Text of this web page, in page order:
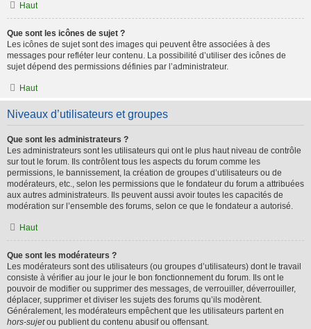
Haut
Que sont les icônes de sujet ?
Les icônes de sujet sont des images qui peuvent être associées à des
messages pour refléter leur contenu. La possibilité d’utiliser des icônes de
sujet dépend des permissions définies par l’administrateur.
Haut
Niveaux d’utilisateurs et groupes
Que sont les administrateurs ?
Les administrateurs sont les utilisateurs qui ont le plus haut niveau de contrôle
sur tout le forum. Ils contrôlent tous les aspects du forum comme les
permissions, le bannissement, la création de groupes d’utilisateurs ou de
modérateurs, etc., selon les permissions que le fondateur du forum a attribuées
aux autres administrateurs. Ils peuvent aussi avoir toutes les capacités de
modération sur l’ensemble des forums, selon ce que le fondateur a autorisé.
Haut
Que sont les modérateurs ?
Les modérateurs sont des utilisateurs (ou groupes d’utilisateurs) dont le travail
consiste à vérifier au jour le jour le bon fonctionnement du forum. Ils ont le
pouvoir de modifier ou supprimer des messages, de verrouiller, déverrouiller,
déplacer, supprimer et diviser les sujets des forums qu’ils modèrent.
Généralement, les modérateurs empêchent que les utilisateurs partent en
hors-sujetou publient du contenu abusif ou offensant.